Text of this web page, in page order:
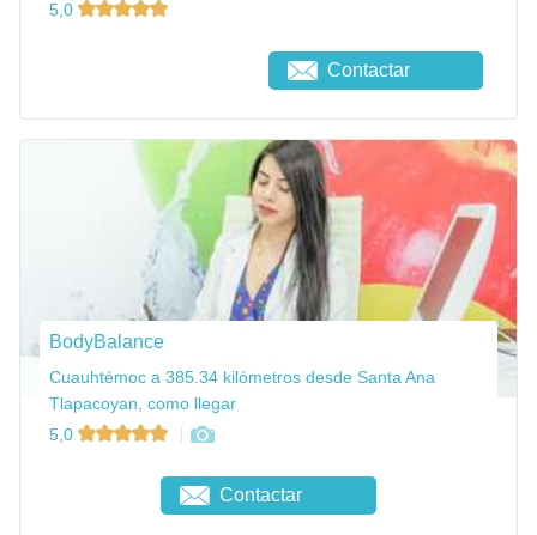
5,0
Contactar
BodyBalance
Cuauhtémoc a 385.34 kilómetros desde Santa Ana
Tlapacoyan, como llegar
5,0
Contactar